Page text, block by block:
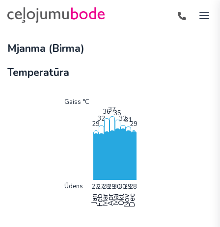
Mjanma (Birma)
Temperatūra
Gaiss °C
Ūdens
Jan
FebMarAprMaiOktNovDec